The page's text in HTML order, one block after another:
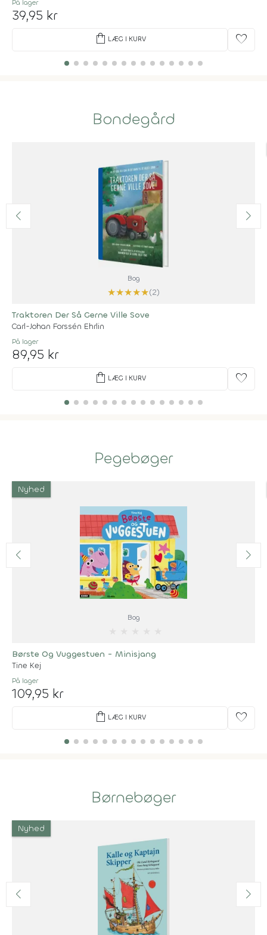
På lager
39,95 kr
shopping_bag LÆG I KURV favorite
Bondegård
Bog
★★★★★(2)
Traktoren Der Så Gerne Ville Sove
Carl-Johan Forssén Ehrlin
På lager
89,95 kr
shopping_bag LÆG I KURV favorite
Pegebøger
Nyhed
Bog
Børste Og Vuggestuen - Minisjang
Tine Kej
På lager
109,95 kr
shopping_bag LÆG I KURV favorite
Børnebøger
Nyhed